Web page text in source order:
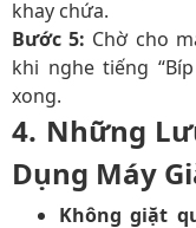
khay chứa.
Bước 5: Chờ cho
khi nghe tiếng
xong.
4. Những
Dụng Máy
Không giặt